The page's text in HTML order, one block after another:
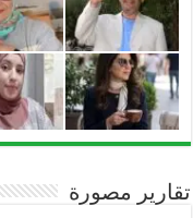
تقارير مصورة